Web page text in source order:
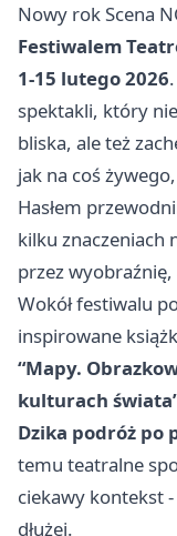
Nowy rok Scena
Festiwalem
1-15 lutego 2026
spektakli, który
bliska, ale też
jak na coś
Hasłem
kilku znaczeniach
przez wyobraźnię,
Wokół festiwalu
inspirowane
“Mapy.
kulturach
Dzika podróż po
temu teatralne
ciekawy kontekst
dłużej.